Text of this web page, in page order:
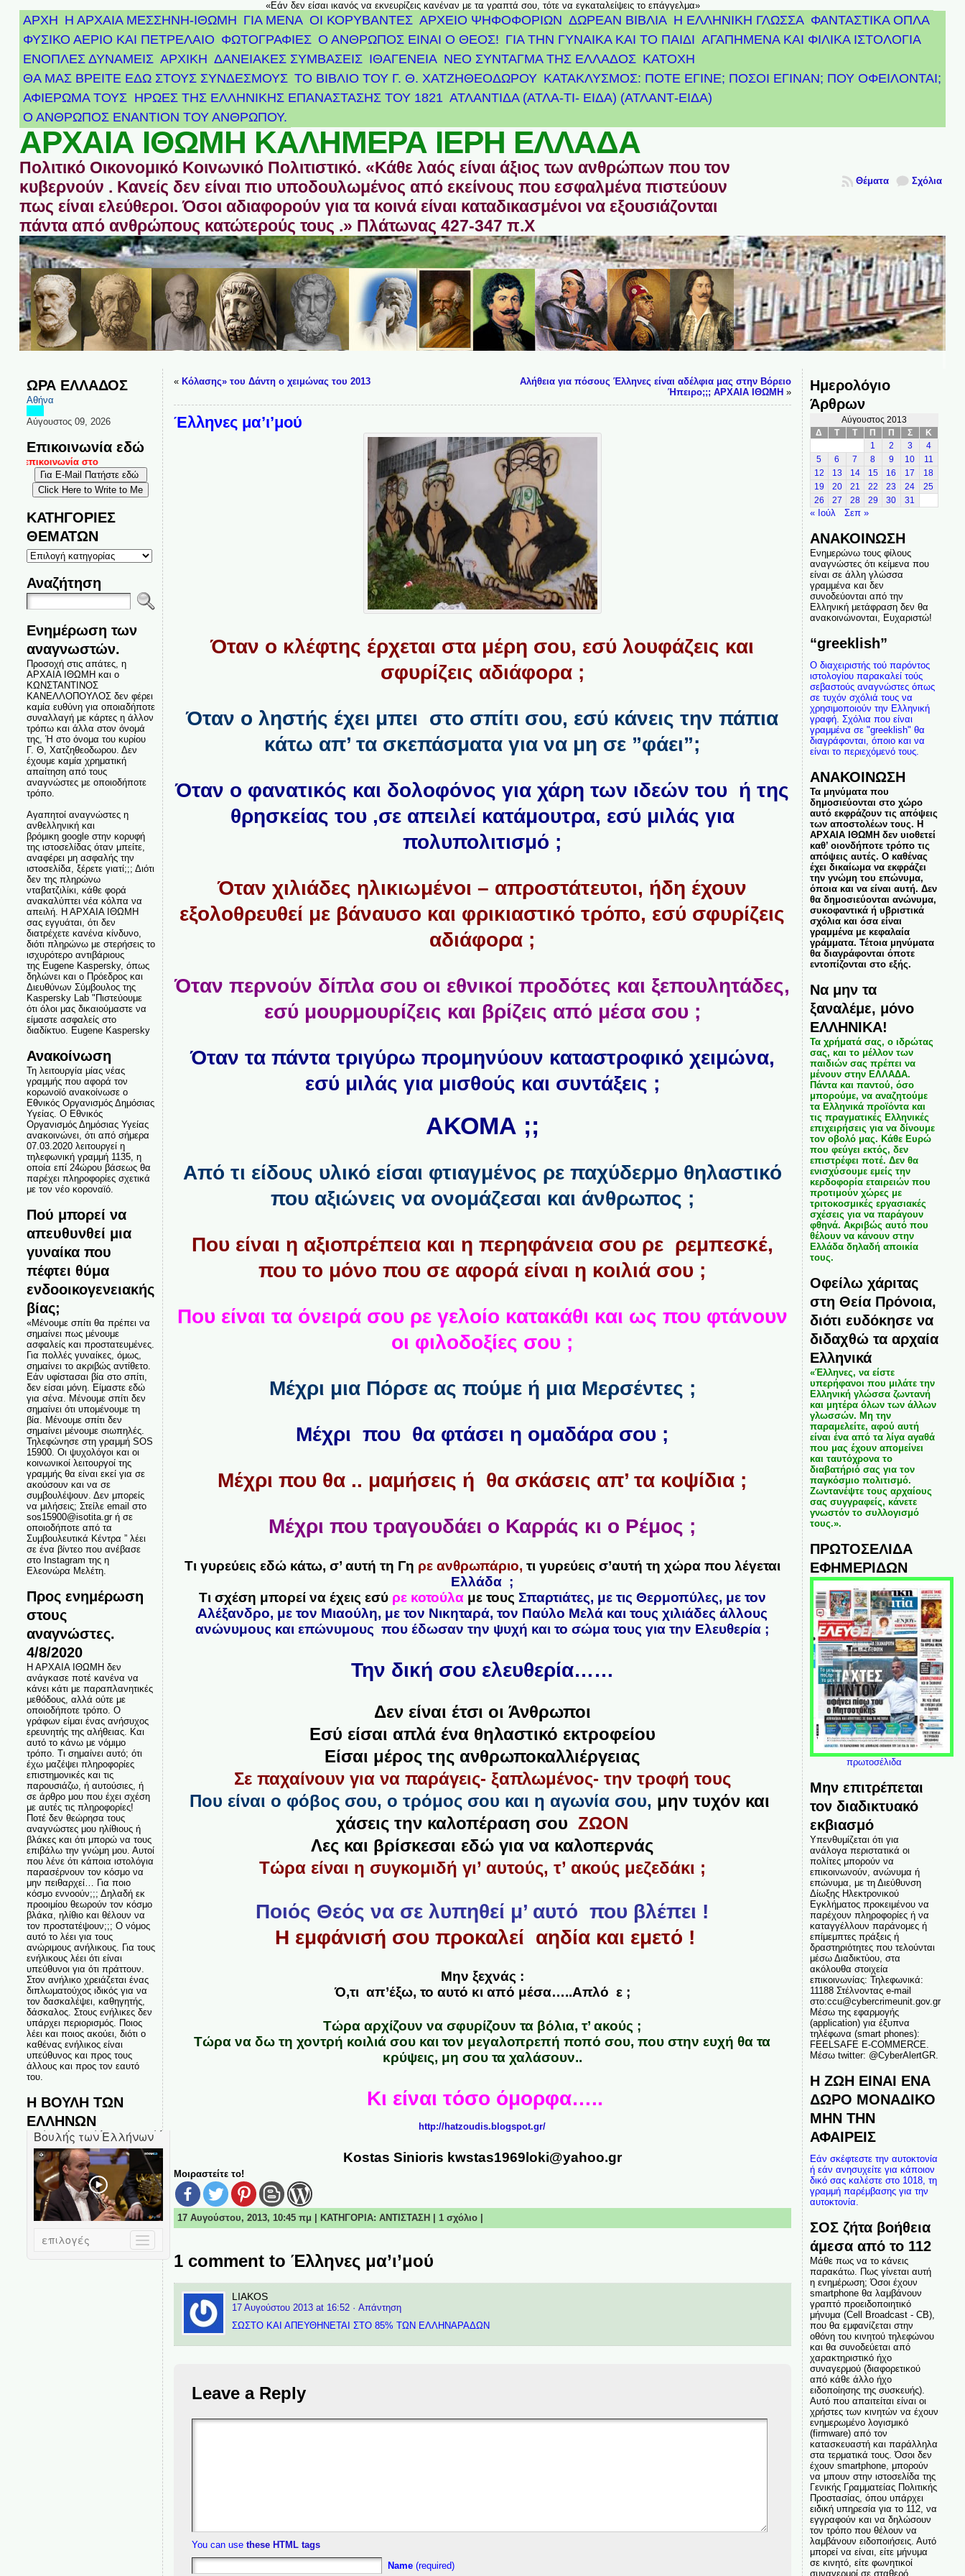
«Εάν δεν είσαι ικανός να εκνευρίζεις κανέναν με τα γραπτά σου, τότε να εγκαταλείψεις το επάγγελμα»
ΑΡΧΗ Η ΑΡΧΑΙΑ ΜΕΣΣΗΝΗ-ΙΘΩΜΗ ΓΙΑ ΜΕΝΑ ΟΙ ΚΟΡΥΒΑΝΤΕΣ ΑΡΧΕΊΟ ΨΗΦΟΦΟΡΙΏΝ ΔΩΡΕΑΝ ΒΙΒΛΙΑ Η ΕΛΛΗΝΙΚΗ ΓΛΩΣΣΑ ΦΑΝΤΑΣΤΙΚΑ ΟΠΛΑ
ΦΥΣΙΚΟ ΑΕΡΙΟ ΚΑΙ ΠΕΤΡΕΛΑΙΟ ΦΩΤΟΓΡΑΦΙΕΣ Ο ΑΝΘΡΩΠΟΣ ΕΙΝΑΙ Ο ΘΕΟΣ! ΓΙΑ ΤΗΝ ΓΥΝΑΙΚΑ ΚΑΙ ΤΟ ΠΑΙΔΙ ΑΓΑΠΗΜΕΝΑ ΚΑΙ ΦΙΛΙΚΑ ΙΣΤΟΛΟΓΙΑ
ΕΝΟΠΛΕΣ ΔΥΝΑΜΕΙΣ ΑΡΧΙΚΉ ΔΑΝΕΙΑΚΕΣ ΣΥΜΒΑΣΕΙΣ ΙΘΑΓΕΝΕΙΑ ΝΕΟ ΣΥΝΤΑΓΜΑ ΤΗΣ ΕΛΛΑΔΟΣ ΚΑΤΟΧΗ
ΘΑ ΜΑΣ ΒΡΕΙΤΕ ΕΔΩ ΣΤΟΥΣ ΣΥΝΔΕΣΜΟΥΣ ΤΟ ΒΙΒΛΙΟ ΤΟΥ Γ. Θ. ΧΑΤΖΗΘΕΟΔΩΡΟΥ ΚΑΤΑΚΛΥΣΜΟΣ: ΠΟΤΕ ΕΓΙΝΕ; ΠΟΣΟΙ ΕΓΙΝΑΝ; ΠΟΥ ΟΦΕΙΛΟΝΤΑΙ;
ΑΦΙΈΡΩΜΑ ΤΟΥΣ ΉΡΩΕΣ ΤΗΣ ΕΛΛΗΝΙΚΉΣ ΕΠΑΝΆΣΤΑΣΗΣ ΤΟΥ 1821 ΑΤΛΑΝΤΊΔΑ (ΑΤΛΑ-ΤΙ- ΕΙΔΑ) (ΑΤΛΑΝΤ-ΕΙΔΑ)
Ο ΑΝΘΡΩΠΟΣ ΕΝΑΝΤΙΟΝ ΤΟΥ ΑΝΘΡΩΠΟΥ.
ΑΡΧΑΙΑ ΙΘΩΜΗ ΚΑΛΗΜΕΡΑ ΙΕΡΗ ΕΛΛΑΔΑ
Πολιτικό Οικονομικό Κοινωνικό Πολιτιστικό. «Κάθε λαός είναι άξιος των ανθρώπων που τον
κυβερνούν . Κανείς δεν είναι πιο υποδουλωμένος από εκείνους που εσφαλμένα πιστεύουν
πως είναι ελεύθεροι. Όσοι αδιαφορούν για τα κοινά είναι καταδικασμένοι να εξουσιάζονται
πάντα από ανθρώπους κατώτερούς τους .» Πλάτωνας 427-347 π.Χ
Σχόλια
Θέματα
ΩΡΑ ΕΛΛΑΔΟΣ
Αθήνα
Αύγουστος 09, 2026
Επικοινωνία εδώ
επικοινωνία στο
ΚΑΤΗΓΟΡΙΕΣ
ΘΕΜΑΤΩΝ
ΚΑΤΗΓΟΡΙΕΣ
ΘΕΜΑΤΩΝ
Αναζήτηση
Ενημέρωση των
αναγνωστών.
Προσοχή στις απάτες, η
ΑΡΧΑΙΑ ΙΘΩΜΗ και ο
ΚΩΝΣΤΑΝΤΙΝΟΣ
ΚΑΝΕΛΛΟΠΟΥΛΟΣ δεν φέρει
καμία ευθύνη για οποιαδήποτε
συναλλαγή με κάρτες η άλλον
τρόπω και άλλα στον όνομά
της, Ή στο όνομα του κυρίου
Γ. Θ, Χατζηθεοδωρου. Δεν
έχουμε καμία χρηματική
απαίτηση από τους
αναγνώστες με οποιοδήποτε
τρόπο.
Αγαπητοί αναγνώστες η
ανθελληνική και
βρόμικη google στην κορυφή
της ιστοσελίδας όταν μπείτε,
αναφέρει μη ασφαλής την
ιστοσελίδα, ξέρετε γιατί;;; Διότι
δεν της πληρώνω
νταβατζιλίκι, κάθε φορά
ανακαλύπτει νέα κόλπα να
απειλή. Η ΑΡΧΑΙΑ ΙΘΩΜΗ
σας εγγυάται, ότι δεν
διατρέχετε κανένα κίνδυνο,
διότι πληρώνω με στερήσεις το
ισχυρότερο αντιβάριους
της Eugene Kaspersky, όπως
δηλώνει και ο Πρόεδρος και
Διευθύνων Σύμβουλος της
Kaspersky Lab "Πιστεύουμε
ότι όλοι μας δικαιούμαστε να
είμαστε ασφαλείς στο
διαδίκτυο. Eugene Kaspersky
Ανακοίνωση
Τη λειτουργία μίας νέας
γραμμής που αφορά τον
κορωνοϊό ανακοίνωσε ο
Εθνικός Οργανισμός Δημόσιας
Υγείας. Ο Εθνικός
Οργανισμός Δημόσιας Υγείας
ανακοινώνει, ότι από σήμερα
07.03.2020 λειτουργεί η
τηλεφωνική γραμμή 1135, η
οποία επί 24ώρου βάσεως θα
παρέχει πληροφορίες σχετικά
με τον νέο κοροναϊό.
Πού μπορεί να
απευθυνθεί μια
γυναίκα που
πέφτει θύμα
ενδοοικογενειακής
βίας;
«Μένουμε σπίτι θα πρέπει να
σημαίνει πως μένουμε
ασφαλείς και προστατευμένες.
Για πολλές γυναίκες, όμως,
σημαίνει το ακριβώς αντίθετο.
Εάν υφίστασαι βία στο σπίτι,
δεν είσαι μόνη. Είμαστε εδώ
για σένα. Μένουμε σπίτι δεν
σημαίνει ότι υπομένουμε τη
βία. Μένουμε σπίτι δεν
σημαίνει μένουμε σιωπηλές.
Τηλεφώνησε στη γραμμή SOS
15900. Οι ψυχολόγοι και οι
κοινωνικοί λειτουργοί της
γραμμής θα είναι εκεί για σε
ακούσουν και να σε
συμβουλέψουν. Δεν μπορείς
να μιλήσεις; Στείλε email στο
sos15900@isotita.gr ή σε
οποιοδήποτε από τα
Συμβουλευτικά Κέντρα ” λέει
σε ένα βίντεο που ανέβασε
στο Instagram της η
Ελεονώρα Μελέτη.
Προς ενημέρωση
στους
αναγνώστες.
4/8/2020
Η ΑΡΧΑΙΑ ΙΘΩΜΗ δεν
ανάγκασε ποτέ κανένα να
κάνει κάτι με παραπλανητικές
μεθόδους, αλλά ούτε με
οποιοδήποτε τρόπο. Ο
γράφων είμαι ένας ανήσυχος
ερευνητής της αλήθειας. Και
αυτό το κάνω με νόμιμο
τρόπο. Τι σημαίνει αυτό; ότι
έχω μαζέψει πληροφορίες
επιστημονικές και τις
παρουσιάζω, ή αυτούσιες, ή
σε άρθρο μου που έχει σχέση
με αυτές τις πληροφορίες!
Ποτέ δεν θεώρησα τους
αναγνώστες μου ηλίθιους ή
βλάκες και ότι μπορώ να τους
επιβάλω την γνώμη μου. Αυτοί
που λένε ότι κάποια ιστολόγια
παρασέρνουν τον κόσμο να
μην πειθαρχεί… Για ποιο
κόσμο εννοούν;;; Δηλαδή εκ
προοιμίου θεωρούν τον κόσμο
βλάκα, ηλίθιο και θέλουν να
τον προστατέψουν;;; Ο νόμος
αυτό το λέει για τους
ανώριμους ανήλικους. Για τους
ενήλικους λέει ότι είναι
υπεύθυνοι για ότι πράττουν.
Στον ανήλικο χρειάζεται ένας
διπλωματούχος ιδικός για να
τον δασκαλέψει, καθηγητής,
δάσκαλος. Στους ενήλικες δεν
υπάρχει περιορισμός. Ποιος
λέει και ποιος ακούει, διότι ο
καθένας ενήλικος είναι
υπεύθυνος και προς τους
άλλους και προς τον εαυτό
του.
Η ΒΟΥΛΗ ΤΩΝ
ΕΛΛΗΝΩΝ
« Κόλασης» του Δάντη ο χειμώνας του 2013
Αλήθεια για πόσους Έλληνες είναι αδέλφια μας στην Βόρειο
Ήπειρο;;; ΑΡΧΑΙΑ ΙΘΩΜΗ »
Έλληνες μα’ι’μού
Όταν ο κλέφτης έρχεται στα μέρη σου, εσύ λουφάζεις και
σφυρίζεις αδιάφορα ;
Όταν ο ληστής έχει μπει στο σπίτι σου, εσύ κάνεις την πάπια
κάτω απ’ τα σκεπάσματα για να μη σε ”φάει”;
Όταν ο φανατικός και δολοφόνος για χάρη των ιδεών του ή της
θρησκείας του ,σε απειλεί κατάμουτρα, εσύ μιλάς για
πολυπολιτισμό ;
Όταν χιλιάδες ηλικιωμένοι – απροστάτευτοι, ήδη έχουν
εξολοθρευθεί με βάναυσο και φρικιαστικό τρόπο, εσύ σφυρίζεις
αδιάφορα ;
Όταν περνούν δίπλα σου οι εθνικοί προδότες και ξεπουλητάδες,
εσύ μουρμουρίζεις και βρίζεις από μέσα σου ;
Όταν τα πάντα τριγύρω προμηνύουν καταστροφικό χειμώνα,
εσύ μιλάς για μισθούς και συντάξεις ;
ΑΚΟΜΑ ;;
Από τι είδους υλικό είσαι φτιαγμένος ρε παχύδερμο θηλαστικό
που αξιώνεις να ονομάζεσαι και άνθρωπος ;
Που είναι η αξιοπρέπεια και η περηφάνεια σου ρε ρεμπεσκέ,
που το μόνο που σε αφορά είναι η κοιλιά σου ;
Που είναι τα όνειρά σου ρε γελοίο κατακάθι και ως που φτάνουν
οι φιλοδοξίες σου ;
Μέχρι μια Πόρσε ας πούμε ή μια Μερσέντες ;
Μέχρι που θα φτάσει η ομαδάρα σου ;
Μέχρι που θα .. μαμήσεις ή θα σκάσεις απ’ τα κοψίδια ;
Μέχρι που τραγουδάει ο Καρράς κι ο Ρέμος ;
Τι γυρεύεις εδώ κάτω, σ’ αυτή τη Γη ρε ανθρωπάριο, τι γυρεύεις σ’αυτή τη χώρα που λέγεται
Ελλάδα ;
Τι σχέση μπορεί να έχεις εσύρε κοτούλαμε τους Σπαρτιάτες, με τις Θερμοπύλες, με τον
Αλέξανδρο, με τον Μιαούλη, με τον Νικηταρά, τον Παύλο Μελά και τους χιλιάδες άλλους
ανώνυμους και επώνυμους που έδωσαν την ψυχή και το σώμα τους για την Ελευθερία ;
Την δική σου ελευθερία……
Δεν είναι έτσι οι Άνθρωποι
Εσύ είσαι απλά ένα θηλαστικό εκτροφείου
Είσαι μέρος της ανθρωποκαλλιέργειας
Σε παχαίνουν για να παράγεις- ξαπλωμένος- την τροφή τους
Που είναι ο φόβος σου, ο τρόμος σου και η αγωνία σου, μην τυχόν και
χάσεις την καλοπέραση σουΖΩΟΝ
Λες και βρίσκεσαι εδώ για να καλοπερνάς
Τώρα είναι η συγκομιδή γι’ αυτούς, τ’ ακούς μεζεδάκι ;
Ποιός Θεός να σε λυπηθεί μ’ αυτό που βλέπει !
Η εμφάνισή σου προκαλεί αηδία και εμετό !
Μην ξεχνάς :
Ό,τι απ’έξω, το αυτό κι από μέσα…..Απλό ε ;
Τώρα αρχίζουν να σφυρίζουν τα βόλια, τ’ ακούς ;
Τώρα να δω τη χοντρή κοιλιά σου και τον μεγαλοπρεπή ποπό σου, που στην ευχή θα τα
κρύψεις, μη σου τα χαλάσουν..
Κι είναι τόσο όμορφα…..
http://hatzoudis.blogspot.gr/
Kostas Sinioris kwstas1969loki@yahoo.gr
Μοιραστείτε το!
17 Αυγούστου, 2013, 10:45 πμ | ΚΑΤΗΓΟΡΙΑ: ΑΝΤΙΣΤΑΣΗ 1 σχόλιο|
1 comment to Έλληνες μα’ι’μού
LIAKOS
17 Αυγούστου 2013 at 16:52 · Απάντηση
ΣΩΣΤΟ ΚΑΙ ΑΠΕΥΘΗΝΕΤΑΙ ΣΤΟ 85% ΤΩΝ ΕΛΛΗΝΑΡΑΔΩΝ
Leave a Reply
You can use these HTML tags
Name (required)
Ημερολόγιο
Άρθρων
Αύγουστος 2013
Δ
Τ Τ Π Π Σ
Κ
1
2 3
4
5
6 7 8 9 10
11
12
13 14 15 16 17
18
19
20 21 22 23 24
25
26
27 28 29 30 31
« Ιούλ Σεπ »
ΑΝΑΚΟΙΝΩΣΗ
Ενημερώνω τους φίλους
αναγνώστες ότι κείμενα που
είναι σε άλλη γλώσσα
γραμμένα και δεν
συνοδεύονται από την
Ελληνική μετάφραση δεν θα
ανακοινώνονται, Ευχαριστώ!
“greeklish”
Ο διαχειριστής τού παρόντος
ιστολογίου παρακαλεί τούς
σεβαστούς αναγνώστες όπως
σε τυχόν σχόλιά τους να
χρησιμοποιούν την Ελληνική
γραφή. Σχόλια που είναι
γραμμένα σε "greeklish" θα
διαγράφονται, όποιο και να
είναι το περιεχόμενό τους.
ΑΝΑΚΟΙΝΩΣΗ
Τα μηνύματα που
δημοσιεύονται στο χώρο
αυτό εκφράζουν τις απόψεις
των αποστολέων τους. Η
ΑΡΧΑΙΑ ΙΘΩΜΗ δεν υιοθετεί
καθ’ οιονδήποτε τρόπο τις
απόψεις αυτές. Ο καθένας
έχει δικαίωμα να εκφράζει
την γνώμη του επώνυμα,
όποια και να είναι αυτή. Δεν
θα δημοσιεύονται ανώνυμα,
συκοφαντικά ή υβριστικά
σχόλια και όσα είναι
γραμμένα με κεφαλαία
γράμματα. Τέτοια μηνύματα
θα διαγράφονται όποτε
εντοπίζονται στο εξής.
Να μην τα
ξαναλέμε, μόνο
ΕΛΛΗΝΙΚΑ!
Τα χρήματά σας, ο ιδρώτας
σας, και το μέλλον των
παιδιών σας πρέπει να
μένουν στην ΕΛΛΑΔΑ.
Πάντα και παντού, όσο
μπορούμε, να αναζητούμε
τα Ελληνικά προϊόντα και
τις πραγματικές Ελληνικές
επιχειρήσεις για να δίνουμε
τον οβολό μας. Κάθε Ευρώ
που φεύγει εκτός, δεν
επιστρέφει ποτέ. Δεν θα
ενισχύσουμε εμείς την
κερδοφορία εταιρειών που
προτιμούν χώρες με
τριτοκοσμικές εργασιακές
σχέσεις για να παράγουν
φθηνά. Ακριβώς αυτό που
θέλουν να κάνουν στην
Ελλάδα δηλαδή αποικία
τους.
Οφείλω χάριτας
στη Θεία Πρόνοια,
διότι ευδόκησε να
διδαχθώ τα αρχαία
Ελληνικά
«Έλληνες, να είστε
υπερήφανοι που μιλάτε την
Ελληνική γλώσσα ζωντανή
και μητέρα όλων των άλλων
γλωσσών. Μη την
παραμελείτε, αφού αυτή
είναι ένα από τα λίγα αγαθά
που μας έχουν απομείνει
και ταυτόχρονα το
διαβατήριό σας για τον
παγκόσμιο πολιτισμό.
Ζωντανέψτε τους αρχαίους
σας συγγραφείς, κάνετε
γνωστόν το συλλογισμό
τους.».
ΠΡΩΤΟΣΕΛΙΔΑ
ΕΦΗΜΕΡΙΔΩΝ
πρωτοσέλιδα
Μην επιτρέπεται
τον διαδικτυακό
εκβιασμό
Υπενθυμίζεται ότι για
ανάλογα περιστατικά οι
πολίτες μπορούν να
επικοινωνούν, ανώνυμα ή
επώνυμα, με τη Διεύθυνση
Δίωξης Ηλεκτρονικού
Εγκλήματος προκειμένου να
παρέχουν πληροφορίες ή να
καταγγέλλουν παράνομες ή
επίμεμπτες πράξεις ή
δραστηριότητες που τελούνται
μέσω Διαδικτύου, στα
ακόλουθα στοιχεία
επικοινωνίας: Τηλεφωνικά:
11188 Στέλνοντας e-mail
στο:ccu@cybercrimeunit.gov.gr
Μέσω της εφαρμογής
(application) για έξυπνα
τηλέφωνα (smart phones):
FEELSAFE E-COMMERCE.
Μέσω twitter: @CyberAlertGR.
Η ΖΩΗ ΕΙΝΑΙ ΕΝΑ
ΔΩΡΟ ΜΟΝΑΔΙΚΟ
ΜΗΝ ΤΗΝ
ΑΦΑΙΡΕΙΣ
Εάν σκέφτεστε την αυτοκτονία
ή εάν ανησυχείτε για κάποιον
δικό σας καλέστε στο 1018, τη
γραμμή παρέμβασης για την
αυτοκτονία.
ΣΟΣ ζήτα βοήθεια
άμεσα από το 112
Μάθε πως να το κάνεις
παρακάτω. Πως γίνεται αυτή
η ενημέρωση; Όσοι έχουν
smartphone θα λαμβάνουν
γραπτό προειδοποιητικό
μήνυμα (Cell Broadcast - CB),
που θα εμφανίζεται στην
οθόνη του κινητού τηλεφώνου
και θα συνοδεύεται από
χαρακτηριστικό ήχο
συναγερμού (διαφορετικού
από κάθε άλλο ήχο
ειδοποίησης της συσκευής).
Αυτό που απαιτείται είναι οι
χρήστες των κινητών να έχουν
ενημερωμένο λογισμικό
(firmware) από τον
κατασκευαστή και παράλληλα
στα τερματικά τους. Όσοι δεν
έχουν smartphone, μπορούν
να μπουν στην ιστοσελίδα της
Γενικής Γραμματείας Πολιτικής
Προστασίας, όπου υπάρχει
ειδική υπηρεσία για το 112, να
εγγραφούν και να δηλώσουν
τον τρόπο που θέλουν να
λαμβάνουν ειδοποιήσεις. Αυτό
μπορεί να είναι, είτε μήνυμα
σε κινητό, είτε φωνητικοί
συναγερμοί σε σταθερό